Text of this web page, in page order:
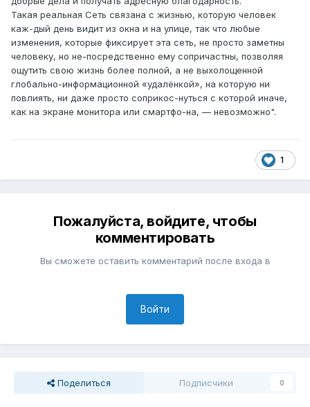
Такая реальная Сеть связана с жизнью, которую человек
каж-дый день видит из окна и на улице, так что любые
изменения, которые фиксирует эта сеть, не просто заметны
человеку, но не-посредственно ему сопричастны, позволяя
ощутить свою жизнь более полной, а не выхолощенной
глобально-информационной «удалёнкой», на которую ни
повлиять, ни даже просто соприкос-нуться с которой иначе,
как на экране монитора или смартфо-на, — невозможно".
1
Пожалуйста, войдите, чтобы
комментировать
Вы сможете оставить комментарий после входа в
Войти
Поделиться Подписчики 0